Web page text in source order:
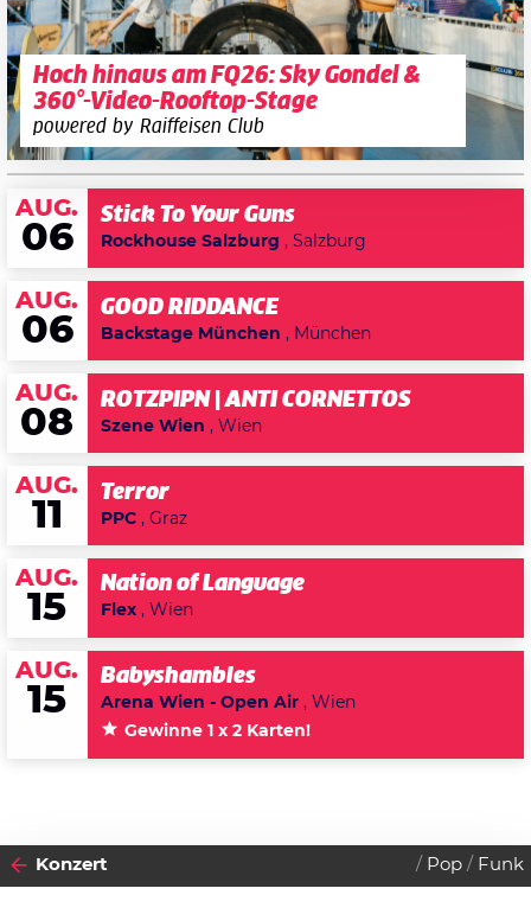
Hoch hinaus am FQ26: Sky Gondel &
360°-Video-Rooftop-Stage
powered by Raiffeisen Club
AUG.
06
Stick To Your Guns
Rockhouse Salzburg , Salzburg
AUG.
06
GOOD RIDDANCE
Backstage München , München
AUG.
08
ROTZPIPN | ANTI CORNETTOS
Szene Wien , Wien
AUG.
11
Terror
PPC , Graz
AUG.
15
Nation of Language
Flex , Wien
AUG.
15
Babyshambles
Arena Wien - Open Air , Wien
Gewinne 1 x 2 Karten!
Konzert Pop Funk